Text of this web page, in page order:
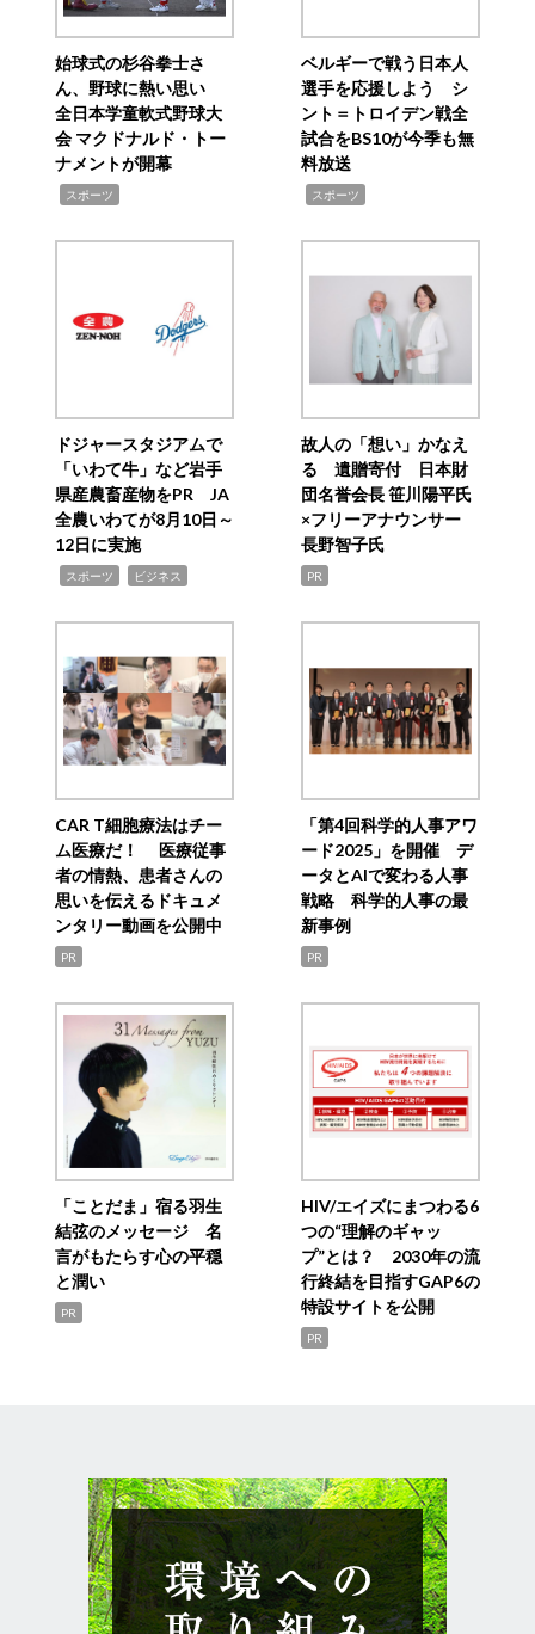
始球式の杉谷拳士さ
ん、野球に熱い思い
全日本学童軟式野球大
会 マクドナルド・トー
ナメントが開幕
スポーツ
ベルギーで戦う日本人
選手を応援しよう シ
ント＝トロイデン戦全
試合をBS10が今季も無
料放送
スポーツ
ドジャースタジアムで
「いわて牛」など岩手
県産農畜産物をPR JA
全農いわてが8月10日～
12日に実施
スポーツ ビジネス
故人の「想い」かなえ
る 遺贈寄付 日本財
団名誉会長 笹川陽平氏
×フリーアナウンサー
長野智子氏
PR
CAR T細胞療法はチー
ム医療だ！ 医療従事
者の情熱、患者さんの
思いを伝えるドキュメ
ンタリー動画を公開中
PR
「第4回科学的人事アワ
ード2025」を開催 デ
ータとAIで変わる人事
戦略 科学的人事の最
新事例
PR
「ことだま」宿る羽生
結弦のメッセージ 名
言がもたらす心の平穏
と潤い
PR
HIV/エイズにまつわる6
つの“理解のギャッ
プ”とは？ 2030年の流
行終結を目指すGAP6の
特設サイトを公開
PR